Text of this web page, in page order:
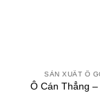
SẢN XUẤT Ô
Ô Cán Thẳng –